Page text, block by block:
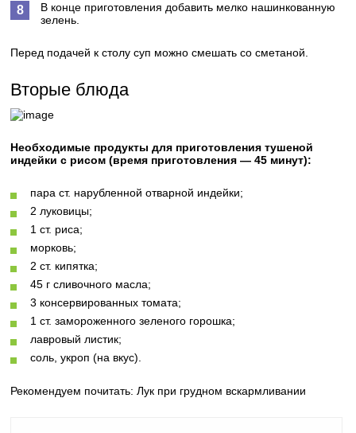
В конце приготовления добавить мелко нашинкованную
зелень.
Перед подачей к столу суп можно смешать со сметаной.
Вторые блюда
Необходимые продукты для приготовления тушеной
индейки с рисом (время приготовления — 45 минут):
пара ст. нарубленной отварной индейки;
2 луковицы;
1 ст. риса;
морковь;
2 ст. кипятка;
45 г сливочного масла;
3 консервированных томата;
1 ст. замороженного зеленого горошка;
лавровый листик;
соль, укроп (на вкус).
Рекомендуем почитать: Лук при грудном вскармливании